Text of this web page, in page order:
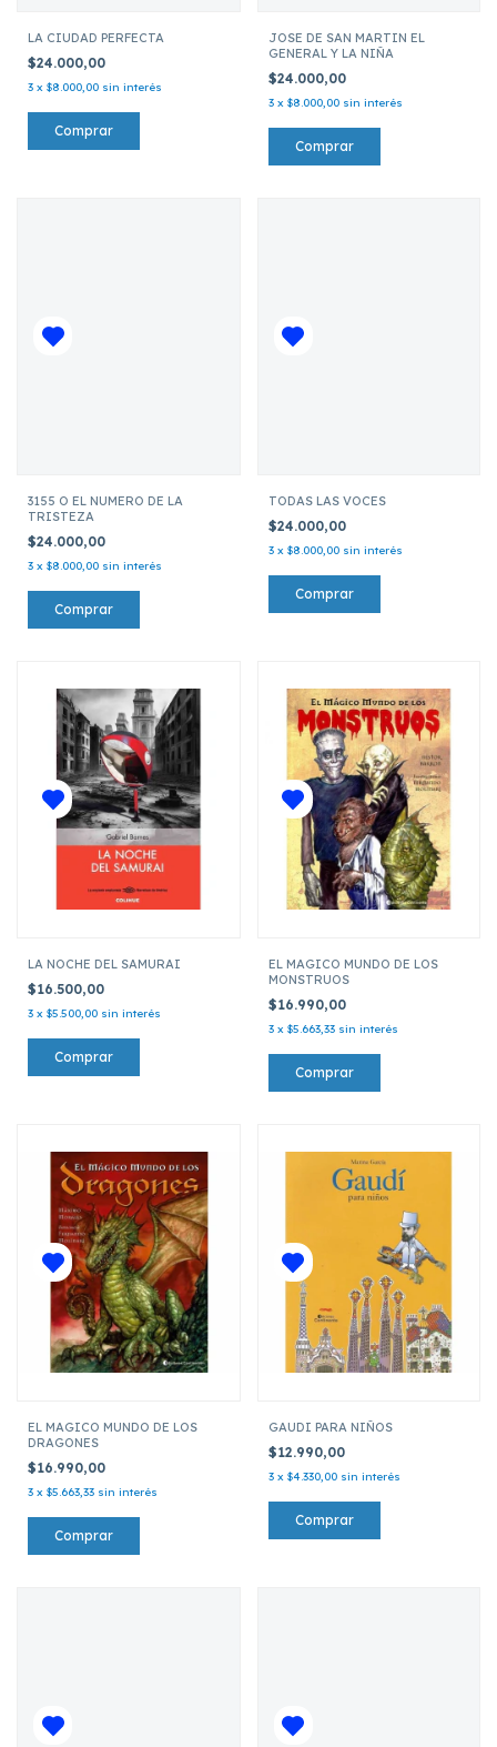
LA CIUDAD PERFECTA
$24.000,00
3 x $8.000,00 sin interés
JOSE DE SAN MARTIN EL
GENERAL Y LA NIÑA
$24.000,00
3 x $8.000,00 sin interés
3155 O EL NUMERO DE LA
TRISTEZA
$24.000,00
3 x $8.000,00 sin interés
TODAS LAS VOCES
$24.000,00
3 x $8.000,00 sin interés
LA NOCHE DEL SAMURAI
$16.500,00
3 x $5.500,00 sin interés
EL MAGICO MUNDO DE LOS
MONSTRUOS
$16.990,00
3 x $5.663,33 sin interés
EL MAGICO MUNDO DE LOS
DRAGONES
$16.990,00
3 x $5.663,33 sin interés
GAUDI PARA NIÑOS
$12.990,00
3 x $4.330,00 sin interés